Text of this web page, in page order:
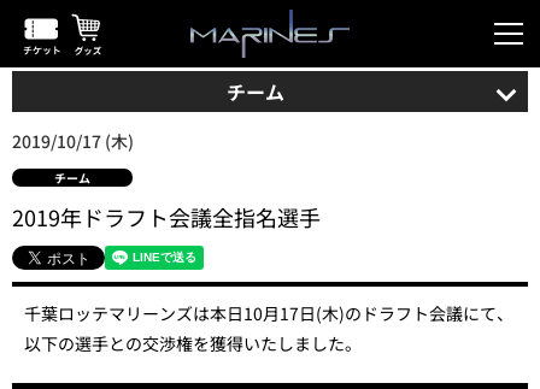
チーム
2019/10/17 (木)
チーム
2019年ドラフト会議全指名選手
千葉ロッテマリーンズは本日10月17日(木)のドラフト会議にて、
以下の選手との交渉権を獲得いたしました。